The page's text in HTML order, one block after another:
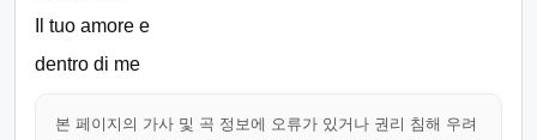
Il tuo amore e
dentro di me
본 페이지의 가사 및 곡 정보에 오류가 있거나 권리 침해 우려